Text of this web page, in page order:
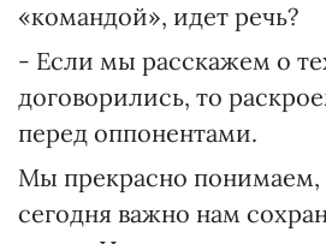
«командой», идет речь?
- Если мы расскажем о
договорились, то
перед оппонентами.
Мы прекрасно понимаем,
сегодня важно нам